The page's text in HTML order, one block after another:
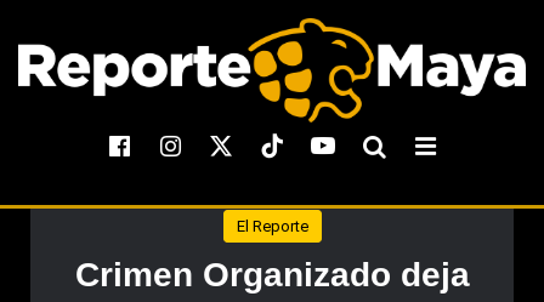
El Reporte
Crimen Organizado deja